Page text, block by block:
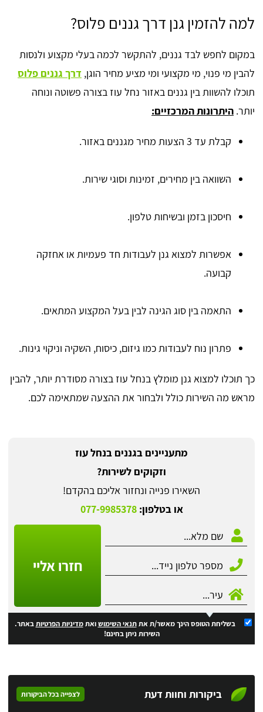
למה להזמין גנן דרך גננים פלוס?
במקום לחפש לבד גננים, להתקשר לכמה בעלי מקצוע ולנסות
להבין מי פנוי, מי מקצועי ומי מציע מחיר הוגן, דרך גננים פלוס
תוכלו להשוות בין גננים באזור נחל עוז בצורה פשוטה ונוחה
יותר. היתרונות המרכזיים:
קבלת עד 3 הצעות מחיר מגננים באזור.
השוואה בין מחירים, זמינות וסוגי שירות.
חיסכון בזמן ובשיחות טלפון.
אפשרות למצוא גנן לעבודות חד פעמיות או אחזקה
קבועה.
התאמה בין סוג הגינה לבין בעל המקצוע המתאים.
פתרון נוח לעבודות כמו גיזום, כיסוח, השקיה וניקוי גינות.
כך תוכלו למצוא גנן מומלץ בנחל עוז בצורה מסודרת יותר, להבין
מראש מה השירות כולל ולבחור את ההצעה שמתאימה לכם.
מתעניינים בגננים בנחל עוז
וזקוקים לשירות?
השאירו פנייה ונחזור אליכם בהקדם!
או בטלפון:077-9985378
חזרו אליי
בשליחת הטופס הינך מאשר/ת אתתנאי השימושואתמדיניות הפרטיותבאתר.
השירות ניתן בחינם!
ביקורות וחוות דעת לצפייה בכל הביקורות